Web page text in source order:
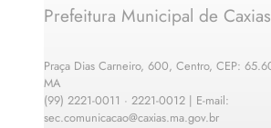
Prefeitura Municipal de Caxias
Praça Dias Carneiro, 600, Centro, CEP:
MA
(99) 2221-0011 · 2221-0012 | E-mail:
sec.comunicacao@caxias.ma.gov.br